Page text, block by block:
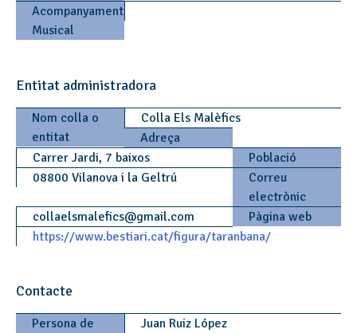
Acompanyament
Musical
Entitat administradora
Nom colla o
entitat
Colla Els Malèfics
Adreça
Carrer Jardi, 7 baixos
Població
08800 Vilanova i la Geltrú
Correu
electrònic
collaelsmalefics@gmail.com
Pàgina web
https://www.bestiari.cat/figura/taranbana/
Contacte
Persona de
Juan Ruiz López